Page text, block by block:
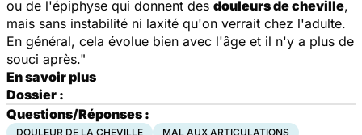
ou de l'épiphyse qui donnent des douleurs de cheville,
mais sans instabilité ni laxité qu'on verrait chez l'adulte.
En général, cela évolue bien avec l'âge et il n'y a plus de
souci après."
En savoir plus
Dossier :
Questions/Réponses :
DOULEUR DE LA CHEVILLE
MAL AUX ARTICULATIONS